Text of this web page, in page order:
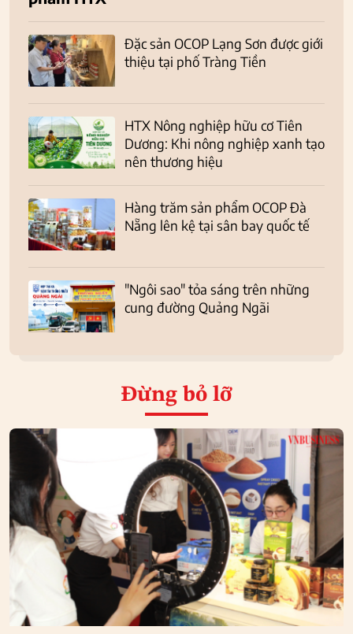
Đặc sản OCOP Lạng Sơn được giới
thiệu tại phố Tràng Tiền
HTX Nông nghiệp hữu cơ Tiên
Dương: Khi nông nghiệp xanh tạo
nên thương hiệu
Hàng trăm sản phẩm OCOP Đà
Nẵng lên kệ tại sân bay quốc tế
"Ngôi sao" tỏa sáng trên những
cung đường Quảng Ngãi
Đừng bỏ lỡ